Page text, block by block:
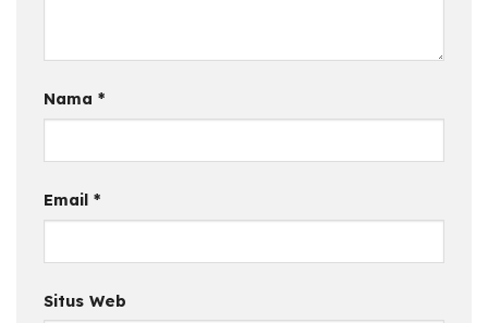
Nama *
Email *
Situs Web